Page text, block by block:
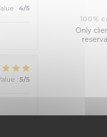
: 4/5
: 5/5
100%
Only